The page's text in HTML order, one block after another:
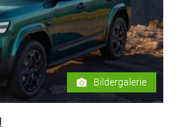
Bildergalerie